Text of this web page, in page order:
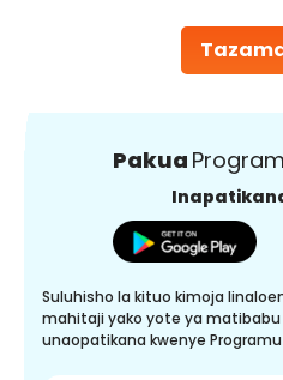
Pakua
Suluhisho la kituo kimoja
mahitaji yako yote ya
unaopatikana kwenye Programu